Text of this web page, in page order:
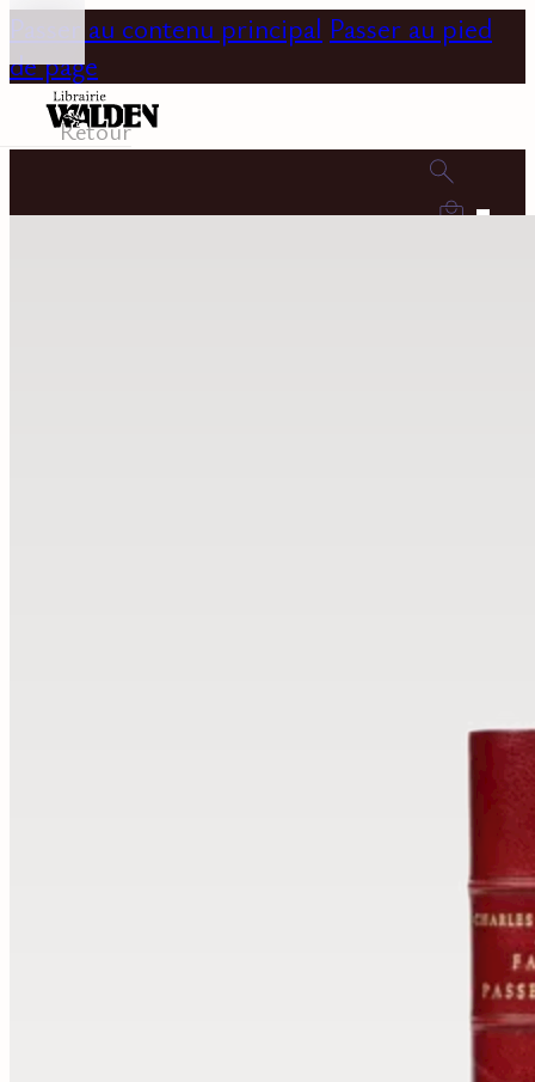
Passer au contenu principal Passer au pied
de page
0
Retour